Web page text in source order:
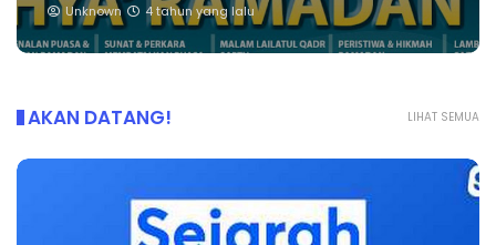
Unknown 4 tahun yang lalu
LIHAT SEMUA
AKAN DATANG!